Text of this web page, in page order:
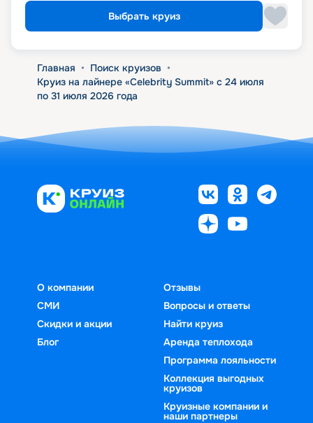
Выбрать круиз
Главная • Поиск круизов •
Круиз на лайнере «Celebrity Summit» с 24 июля
по 31 июля 2026 года
О компании
СМИ
Скидки и акции
Блог
Отзывы
Вопросы и ответы
Найти круиз
Аренда теплохода
Программа лояльности
Коллекция выгодных
круизов
Круизные компании и
наши партнеры